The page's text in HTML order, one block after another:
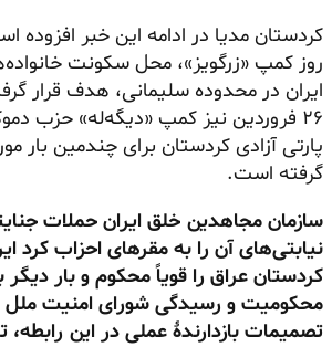
کردستان مدیا در ادامه این خبر افزوده
روز کمپ «زرگویز»، محل سکونت
ایران در محدوده سلیمانی، هدف قرار
۲۶ فروردین نیز کمپ «دیگه‌له» حزب
پارتی آزادی کردستان برای چندمین بار
گرفته است.
سازمان مجاهدین خلق ایران حملات
نیابتی‌های آن را به مقرهای احزاب کرد
کردستان عراق را قویاً محکوم و بار
محکومیت و رسیدگی شورای امنیت ملل
تصمیمات بازدارندهٔ عملی در این رابطه،